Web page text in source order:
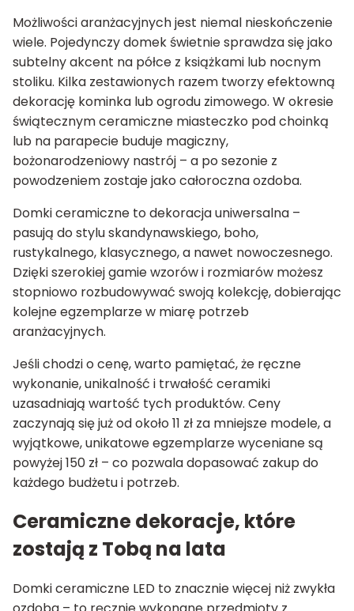
Możliwości aranżacyjnych jest niemal nieskończenie
wiele. Pojedynczy domek świetnie sprawdza się jako
subtelny akcent na półce z książkami lub nocnym
stoliku. Kilka zestawionych razem tworzy efektowną
dekorację kominka lub ogrodu zimowego. W okresie
świątecznym ceramiczne miasteczko pod choinką
lub na parapecie buduje magiczny,
bożonarodzeniowy nastrój – a po sezonie z
powodzeniem zostaje jako całoroczna ozdoba.
Domki ceramiczne to dekoracja uniwersalna –
pasują do stylu skandynawskiego, boho,
rustykalnego, klasycznego, a nawet nowoczesnego.
Dzięki szerokiej gamie wzorów i rozmiarów możesz
stopniowo rozbudowywać swoją kolekcję, dobierając
kolejne egzemplarze w miarę potrzeb
aranżacyjnych.
Jeśli chodzi o cenę, warto pamiętać, że ręczne
wykonanie, unikalność i trwałość ceramiki
uzasadniają wartość tych produktów. Ceny
zaczynają się już od około 11 zł za mniejsze modele, a
wyjątkowe, unikatowe egzemplarze wyceniane są
powyżej 150 zł – co pozwala dopasować zakup do
każdego budżetu i potrzeb.
Ceramiczne dekoracje, które
zostają z Tobą na lata
Domki ceramiczne LED to znacznie więcej niż zwykła